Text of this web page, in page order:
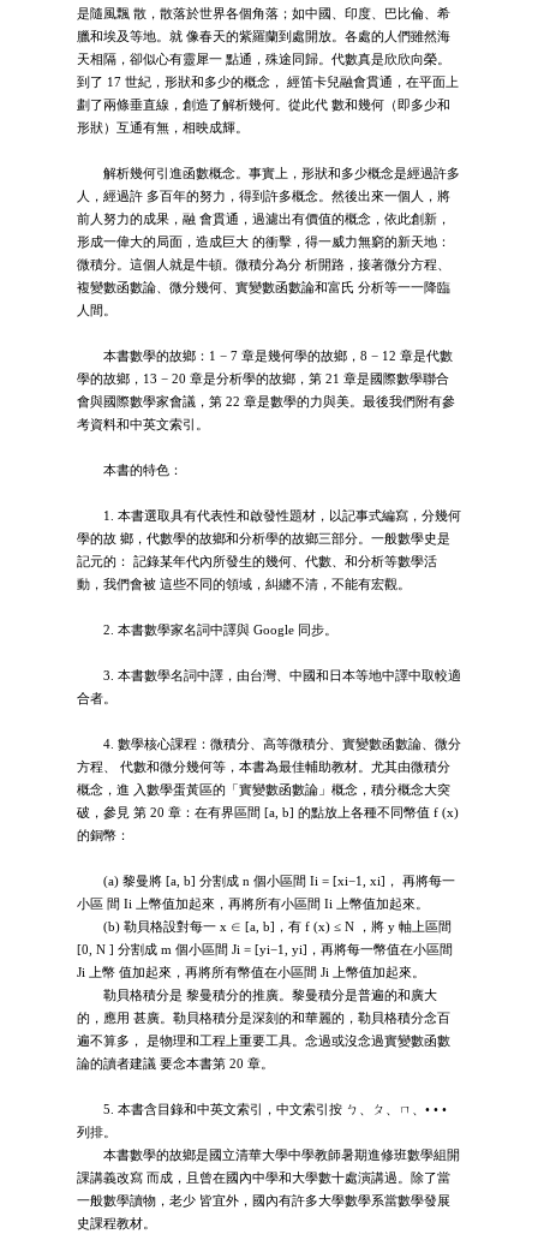
是隨風飄 散，散落於世界各個角落；如中國、印度、巴比倫、希
臘和埃及等地。就 像春天的紫羅蘭到處開放。各處的人們雖然海
天相隔，卻似心有靈犀一 點通，殊途同歸。代數真是欣欣向榮。
到了 17 世紀，形狀和多少的概念， 經笛卡兒融會貫通，在平面上
劃了兩條垂直線，創造了解析幾何。從此代 數和幾何（即多少和
形狀）互通有無，相映成輝。
解析幾何引進函數概念。事實上，形狀和多少概念是經過許多
人，經過許 多百年的努力，得到許多概念。然後出來一個人，將
前人努力的成果，融 會貫通，過濾出有價值的概念，依此創新，
形成一偉大的局面，造成巨大 的衝擊，得一威力無窮的新天地：
微積分。這個人就是牛頓。微積分為分 析開路，接著微分方程、
複變數函數論、微分幾何、實變數函數論和富氏 分析等一一降臨
人間。
本書數學的故鄉：1 − 7 章是幾何學的故鄉，8 − 12 章是代數
學的故鄉，13 − 20 章是分析學的故鄉，第 21 章是國際數學聯合
會與國際數學家會議，第 22 章是數學的力與美。最後我們附有參
考資料和中英文索引。
本書的特色：
1. 本書選取具有代表性和啟發性題材，以記事式編寫，分幾何
學的故 鄉，代數學的故鄉和分析學的故鄉三部分。一般數學史是
記元的： 記錄某年代內所發生的幾何、代數、和分析等數學活
動，我們會被 這些不同的領域，糾纏不清，不能有宏觀。
2. 本書數學家名詞中譯與 Google 同步。
3. 本書數學名詞中譯，由台灣、中國和日本等地中譯中取較適
合者。
4. 數學核心課程：微積分、高等微積分、實變數函數論、微分
方程、 代數和微分幾何等，本書為最佳輔助教材。尤其由微積分
概念，進 入數學蛋黃區的「實變數函數論」概念，積分概念大突
破，參見 第 20 章：在有界區間 [a, b] 的點放上各種不同幣值 f (x)
的銅幣：
(a) 黎曼將 [a, b] 分割成 n 個小區間 Ii = [xi−1, xi]， 再將每一
小區 間 Ii 上幣值加起來，再將所有小區間 Ii 上幣值加起來。
(b) 勒貝格設對每一 x ∈ [a, b]，有 f (x) ≤ N ，將 y 軸上區間
[0, N ] 分割成 m 個小區間 Ji = [yi−1, yi]，再將每一幣值在小區間
Ji 上幣 值加起來，再將所有幣值在小區間 Ji 上幣值加起來。
勒貝格積分是 黎曼積分的推廣。黎曼積分是普遍的和廣大
的，應用 甚廣。勒貝格積分是深刻的和華麗的，勒貝格積分念百
遍不算多， 是物理和工程上重要工具。念過或沒念過實變數函數
論的讀者建議 要念本書第 20 章。
5. 本書含目錄和中英文索引，中文索引按 ㄅ、ㄆ、ㄇ、• • •
列排。
本書數學的故鄉是國立清華大學中學教師暑期進修班數學組開
課講義改寫 而成，且曾在國內中學和大學數十處演講過。除了當
一般數學讀物，老少 皆宜外，國內有許多大學數學系當數學發展
史課程教材。